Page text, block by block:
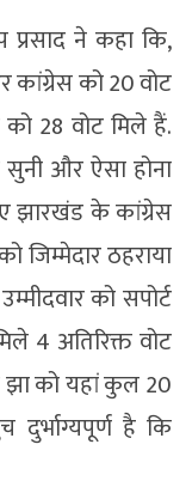
प्रसाद ने कहा कि,
कांग्रेस को 20 वोट
को 28 वोट मिले हैं.
और ऐसा होना
झारखंड के कांग्रेस
जिम्मेदार ठहराया
को सपोर्ट
4 अतिरिक्त वोट
झा को यहां कुल 20
है कि